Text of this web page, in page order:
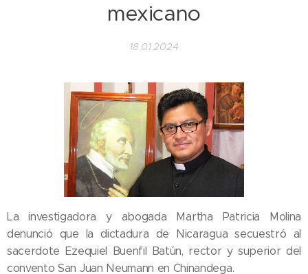
mexicano
18.01.2024
La investigadora y abogada Martha Patricia Molina
denunció que la dictadura de Nicaragua secuestró al
sacerdote Ezequiel Buenfil Batún, rector y superior del
convento San Juan Neumann en Chinandega.